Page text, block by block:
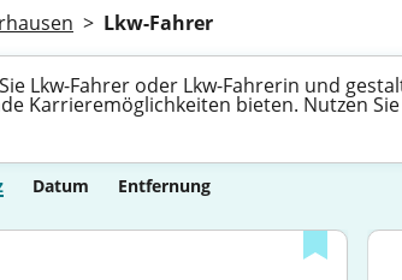
> Lkw-Fahrer
Lkw-Fahrer oder Lkw-Fahrerin und
Karrieremöglichkeiten bieten. Nutzen
Datum Entfernung